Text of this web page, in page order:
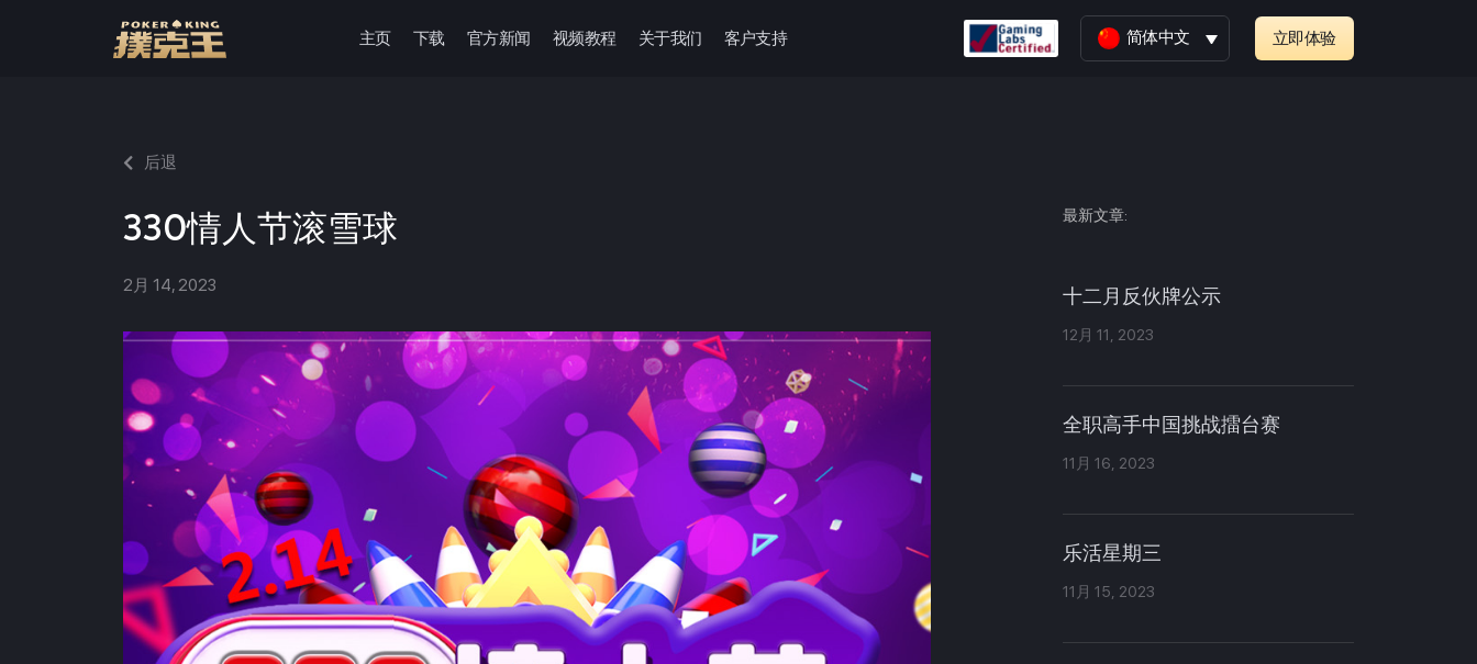
主页 下载 官方新闻 视频教程 关于我们 客户支持 简体中文 立即体验
后退
330情人节滚雪球
2月 14, 2023
最新文章:
十二月反伙牌公示
12月 11, 2023
全职高手中国挑战擂台赛
11月 16, 2023
乐活星期三
11月 15, 2023